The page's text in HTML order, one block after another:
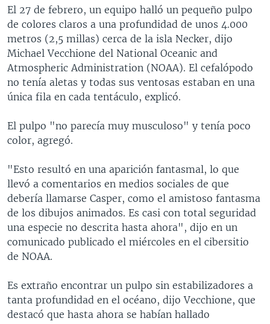
NOTA ECONÓMICA
El 27 de febrero, un equipo halló un pequeño pulpo
de colores claros a una profundidad de unos 4.000
metros (2,5 millas) cerca de la isla Necker, dijo
Michael Vecchione del National Oceanic and
Atmospheric Administration (NOAA). El cefalópodo
no tenía aletas y todas sus ventosas estaban en una
única fila en cada tentáculo, explicó.
El pulpo "no parecía muy musculoso" y tenía poco
color, agregó.
"Esto resultó en una aparición fantasmal, lo que
llevó a comentarios en medios sociales de que
debería llamarse Casper, como el amistoso fantasma
de los dibujos animados. Es casi con total seguridad
una especie no descrita hasta ahora", dijo en un
comunicado publicado el miércoles en el cibersitio
de NOAA.
Es extraño encontrar un pulpo sin estabilizadores a
tanta profundidad en el océano, dijo Vecchione, que
destacó que hasta ahora se habían hallado